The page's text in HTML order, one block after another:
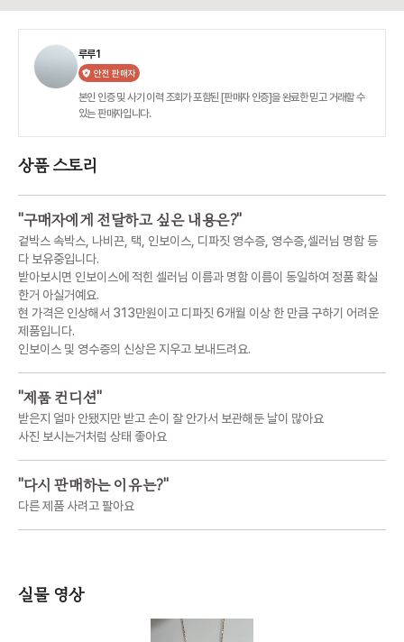
루루1
안전 판매자
본인 인증 및 사기 이력 조회가 포함된 [판매자 인증]을 완료한 믿고 거래할 수
있는 판매자입니다.
상품 스토리
"구매자에게 전달하고 싶은 내용은?"
겉박스 속박스, 나비끈, 택, 인보이스, 디파짓 영수증, 영수증,셀러님 명함 등
다 보유중입니다.
받아보시면 인보이스에 적힌 셀러님 이름과 명함 이름이 동일하여 정품 확실
한거 아실거예요.
현 가격은 인상해서 313만원이고 디파짓 6개월 이상 한 만큼 구하기 어려운
제품입니다.
인보이스 및 영수증의 신상은 지우고 보내드려요.
"제품 컨디션"
받은지 얼마 안됐지만 받고 손이 잘 안가서 보관해둔 날이 많아요
사진 보시는거처럼 상태 좋아요
"다시 판매하는 이유는?"
다른 제품 사려고 팔아요
실물 영상